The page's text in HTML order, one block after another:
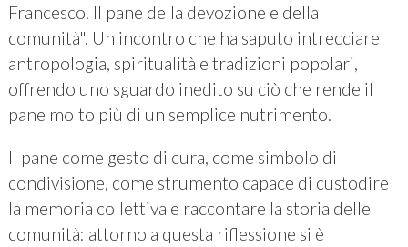
Francesco. Il pane della devozione e della
comunità". Un incontro che ha saputo intrecciare
antropologia, spiritualità e tradizioni popolari,
offrendo uno sguardo inedito su ciò che rende il
pane molto più di un semplice nutrimento.
Il pane come gesto di cura, come simbolo di
condivisione, come strumento capace di custodire
la memoria collettiva e raccontare la storia delle
comunità: attorno a questa riflessione si è